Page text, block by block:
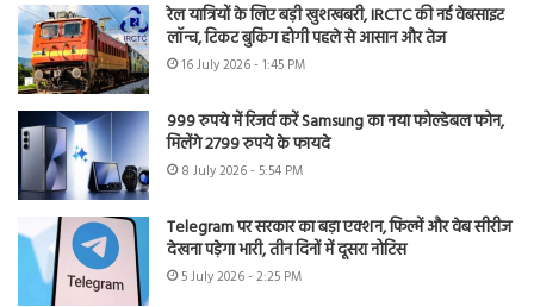
रेल यात्रियों के लिए बड़ी खुशखबरी, IRCTC की नई वेबसाइट
लॉन्च, टिकट बुकिंग होगी पहले से आसान और तेज
16 July 2026 - 1:45 PM
999 रुपये में रिजर्व करें Samsung का नया फोल्डेबल फोन,
मिलेंगे 2799 रुपये के फायदे
8 July 2026 - 5:54 PM
Telegram पर सरकार का बड़ा एक्शन, फिल्में और वेब सीरीज
देखना पड़ेगा भारी, तीन दिनों में दूसरा नोटिस
5 July 2026 - 2:25 PM